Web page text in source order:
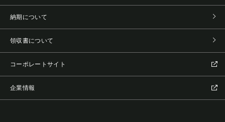
納期について
領収書について
コーポレートサイト
企業情報